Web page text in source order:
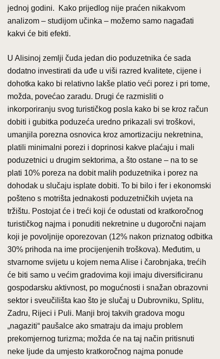
jednoj godini. Kako prijedlog nije praćen nikakvom
analizom – studijom učinka – možemo samo nagađati
kakvi će biti efekti.
U Alisinoj zemlji čuda jedan dio poduzetnika će sada
dodatno investirati da uđe u viši razred kvalitete, cijene i
dohotka kako bi relativno lakše platio veći porez i pri tome,
možda, povećao zaradu. Drugi će razmisliti o
inkorporiranju svog turističkog posla kako bi se kroz račun
dobiti i gubitka poduzeća uredno prikazali svi troškovi,
umanjila porezna osnovica kroz amortizaciju nekretnina,
platili minimalni porezi i doprinosi kakve plaćaju i mali
poduzetnici u drugim sektorima, a što ostane – na to se
plati 10% poreza na dobit malih poduzetnika i porez na
dohodak u slučaju isplate dobiti. To bi bilo i fer i ekonomski
pošteno s motrišta jednakosti poduzetničkih uvjeta na
tržištu. Postojat će i treći koji će odustati od kratkoročnog
turističkog najma i ponuditi nekretnine u dugoročni najam
koji je povoljnije oporezovan (12% nakon priznatog odbitka
30% prihoda na ime procijenjenih troškova). Međutim, u
stvarnome svijetu u kojem nema Alise i čarobnjaka, trećih
će biti samo u većim gradovima koji imaju diversificiranu
gospodarsku aktivnost, po mogućnosti i snažan obrazovni
sektor i sveučilišta kao što je slučaj u Dubrovniku, Splitu,
Zadru, Rijeci i Puli. Manji broj takvih gradova mogu
„nagaziti“ paušalce ako smatraju da imaju problem
prekomjernog turizma; možda će na taj način pritisnuti
neke ljude da umjesto kratkoročnog najma ponude